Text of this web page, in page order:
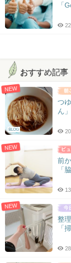
「
おすすめ記事
NEW
BLOG
つ
ん
NEW
前
「
NEW
整
「